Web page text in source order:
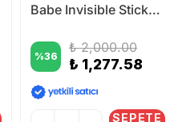
Babe Invisible StickSpf 50 Sunscreen 30 gr
%36
₺ 2,000.00
₺ 1,277.58
SEPETE